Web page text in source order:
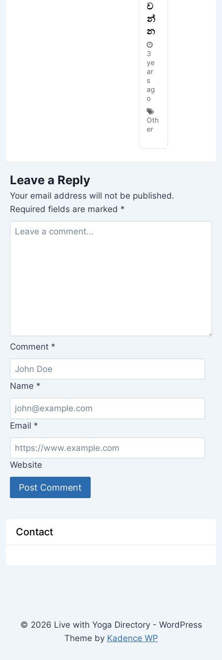
ව
න්
න
3
ye
ar
s
ag
o
Oth
er
Leave a Reply
Your email address will not be published.
Required fields are marked *
Comment *
Name *
Email *
Website
Contact
© 2026 Live with Yoga Directory - WordPress
Theme by Kadence WP